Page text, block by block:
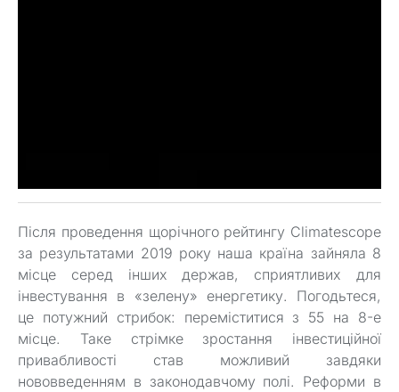
Після проведення щорічного рейтингу Climatescope
за результатами 2019 року наша країна зайняла 8
місце серед інших держав, сприятливих для
інвестування в «зелену» енергетику. Погодьтеся,
це потужний стрибок: переміститися з 55 на 8-е
місце. Таке стрімке зростання інвестиційної
привабливості став можливий завдяки
нововведенням в законодавчому полі. Реформи в